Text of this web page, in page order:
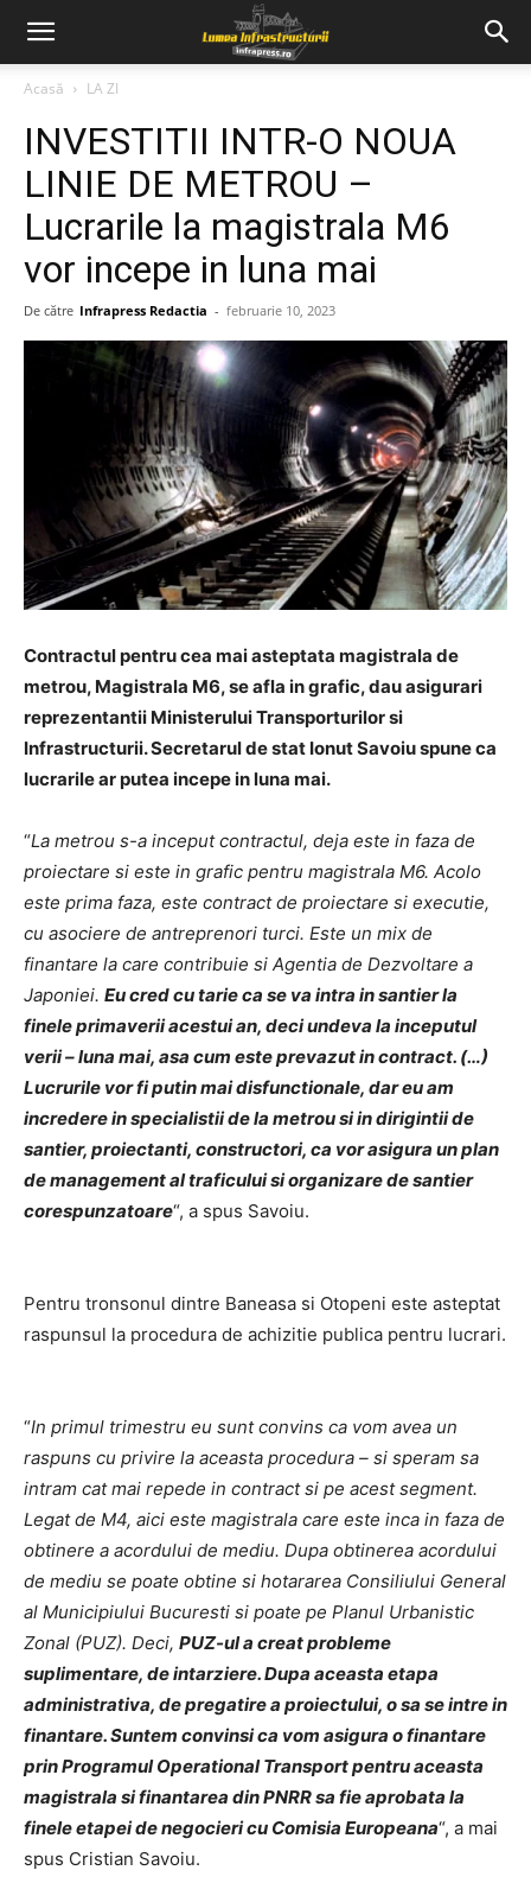
Acasă LA ZI
INVESTITII INTR-O NOUA
LINIE DE METROU –
Lucrarile la magistrala M6
vor incepe in luna mai
De către Infrapress Redactia - februarie 10, 2023
Contractul pentrucea mai asteptata magistrala de
metrou, Magistrala M6,se afla in grafic,dau asigurari
reprezentantii Ministerului Transporturilorsi
Infrastructurii. Secretarul de stat IonutSavoiu spune ca
lucrarile ar putea incepein luna mai.
“La metrou s-a inceput contractul, deja este in faza de
proiectare si este in grafic pentru magistrala M6. Acolo
este prima faza, este contract de proiectare si executie,
cu asociere de antreprenori turci. Este un mix de
finantare la care contribuie si Agentia de Dezvoltare a
Japoniei. Eu cred cu tarie ca se va intra in santier la
finele primaverii acestui an, deci undeva la inceputul
verii – luna mai, asa cum este prevazut in contract. (…)
Lucrurile vor fi putin mai disfunctionale, dar eu am
incredere in specialistii de la metrou si in dirigintii de
santier, proiectanti, constructori, ca vor asigura un plan
de management al traficului si organizare de santier
corespunzatoare“, a spus Savoiu.
Pentru tronsonul dintre Baneasa si Otopeni este asteptat
raspunsul la procedura de achizitie publica pentru lucrari.
“In primul trimestru eu sunt convins ca vom avea un
raspuns cu privire la aceasta procedura – si speram sa
intram cat mai repede in contract si pe acest segment.
Legat de M4, aici este magistrala care este inca in faza de
obtinere a acordului de mediu. Dupa obtinerea acordului
de mediu se poate obtine si hotararea Consiliului General
al Municipiului Bucuresti si poate pe Planul Urbanistic
Zonal (PUZ). Deci, PUZ-ul a creat probleme
suplimentare, de intarziere. Dupa aceasta etapa
administrativa, de pregatire a proiectului, o sa se intre in
finantare. Suntem convinsi ca vom asigura o finantare
prin Programul Operational Transport pentru aceasta
magistrala si finantarea din PNRR sa fie aprobata la
finele etapei de negocieri cu Comisia Europeana“, a mai
spus Cristian Savoiu.